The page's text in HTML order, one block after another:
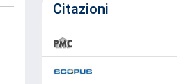
Citazioni